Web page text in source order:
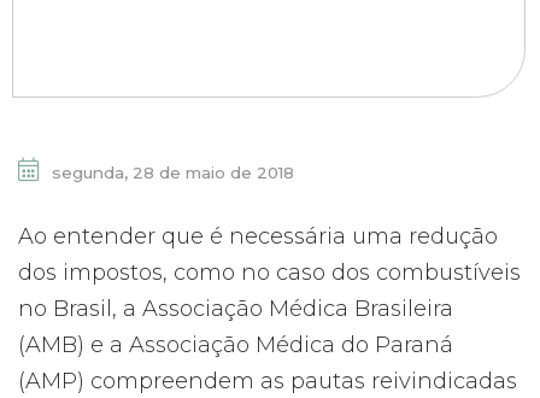
segunda, 28 de maio de 2018
Ao entender que é necessária uma redução
dos impostos, como no caso dos combustíveis
no Brasil, a Associação Médica Brasileira
(AMB) e a Associação Médica do Paraná
(AMP) compreendem as pautas reivindicadas